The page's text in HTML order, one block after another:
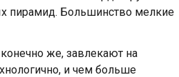
пирамид. Большинство мелкие
же, завлекают на
и чем больше